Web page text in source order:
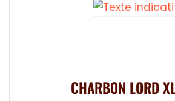
CHARBON LORD